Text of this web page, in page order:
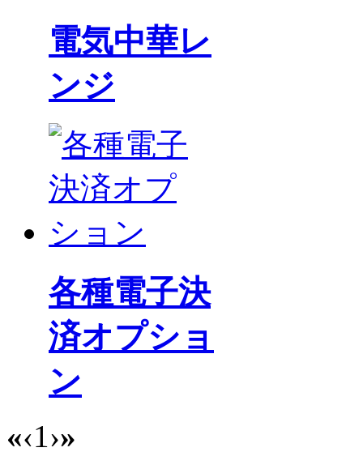
電気中華レ
ンジ
各種電子決
済オプショ
ン
«‹1›»